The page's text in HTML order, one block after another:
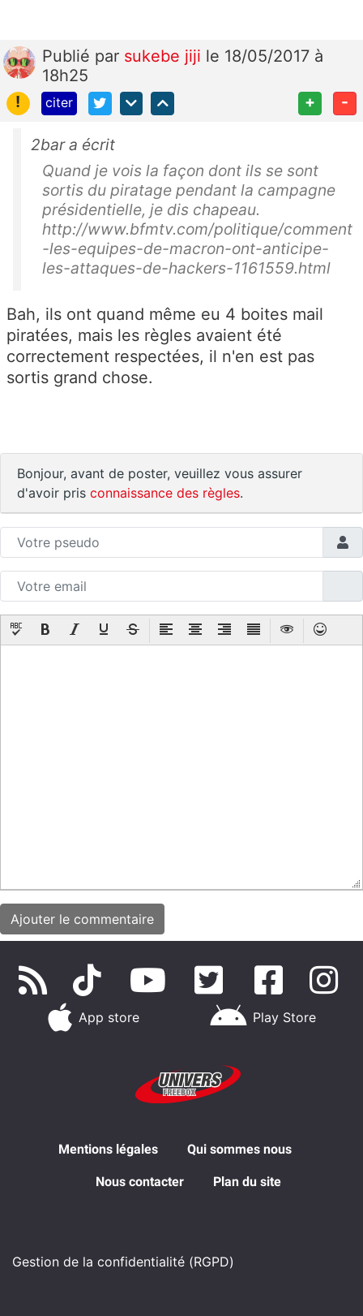
Publié par sukebe jiji le 18/05/2017 à
18h25
!
citer + -
2bar a écrit
Quand je vois la façon dont ils se sont
sortis du piratage pendant la campagne
présidentielle, je dis chapeau.
http://www.bfmtv.com/politique/comment
-les-equipes-de-macron-ont-anticipe-
les-attaques-de-hackers-1161559.html
Bah, ils ont quand même eu 4 boites mail
piratées, mais les règles avaient été
correctement respectées, il n'en est pas
sortis grand chose.
Bonjour, avant de poster, veuillez vous assurer
d'avoir pris connaissance des règles.
App store Play Store
Mentions légales Qui sommes nous
Nous contacter Plan du site
Gestion de la confidentialité (RGPD)